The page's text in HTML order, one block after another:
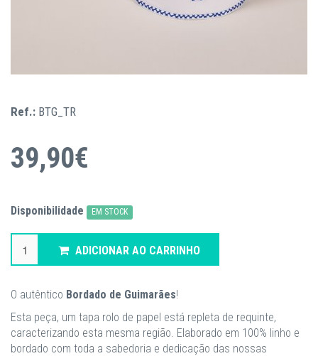
Ref.: BTG_TR
39,90€
Disponibilidade EM STOCK
ADICIONAR AO CARRINHO
O autêntico Bordado de Guimarães!
Esta peça, um tapa rolo de papel está repleta de requinte,
caracterizando esta mesma região. Elaborado em 100% linho e
bordado com toda a sabedoria e dedicação das nossas